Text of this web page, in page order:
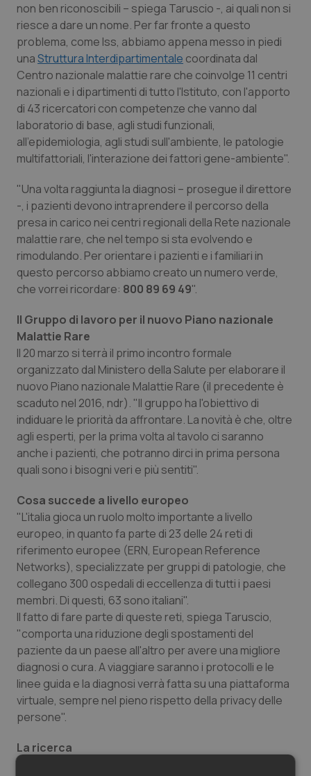
Quotidiano Chirurgia
Quotidiano Oncologia
Quotidiano Pediatria
Rene & patologie urogenitali
Salute orale & impianti
Sangue & coagulazione
Tiroide
Tumore al seno
Tumore ovarico
Tumori del Polmone & Testa Collo
Tumori gastrointestinali
Ulcera & Reflusso
Vaccini
non ben riconoscibili – spiega Taruscio -, ai quali non si
riesce a dare un nome. Per far fronte a questo
problema, come Iss, abbiamo appena messo in piedi
unaStruttura Interdipartimentale coordinata dal
Centro nazionale malattie rare che coinvolge 11 centri
nazionali e i dipartimenti di tutto l'Istituto, con l'apporto
di 43 ricercatori con competenze che vanno dal
laboratorio di base, agli studi funzionali,
all'epidemiologia, agli studi sull'ambiente, le patologie
multifattoriali, l'interazione dei fattori gene-ambiente".
"Una volta raggiunta la diagnosi – prosegue il direttore
-, i pazienti devono intraprendere il percorso della
presa in carico nei centri regionali della Rete nazionale
malattie rare, che nel tempo si sta evolvendo e
rimodulando. Per orientare i pazienti e i familiari in
questo percorso abbiamo creato un numero verde,
che vorrei ricordare: 800 89 69 49".
Il Gruppo di lavoro per il nuovo Piano nazionale
Malattie Rare
Il 20 marzo si terrà il primo incontro formale
organizzato dal Ministero della Salute per elaborare il
nuovo Piano nazionale Malattie Rare (il precedente è
scaduto nel 2016, ndr). "Il gruppo ha l'obiettivo di
indiduare le priorità da affrontare. La novità è che, oltre
agli esperti, per la prima volta al tavolo ci saranno
anche i pazienti, che potranno dirci in prima persona
quali sono i bisogni veri e più sentiti".
Cosa succede a livello europeo
"L'italia gioca un ruolo molto importante a livello
europeo, in quanto fa parte di 23 delle 24 reti di
riferimento europee (ERN, European Reference
Networks), specializzate per gruppi di patologie, che
collegano 300 ospedali di eccellenza di tutti i paesi
membri. Di questi, 63 sono italiani".
Il fatto di fare parte di queste reti, spiega Taruscio,
"comporta una riduzione degli spostamenti del
paziente da un paese all'altro per avere una migliore
diagnosi o cura. A viaggiare saranno i protocolli e le
linee guida e la diagnosi verrà fatta su una piattaforma
virtuale, sempre nel pieno rispetto della privacy delle
persone".
La ricerca